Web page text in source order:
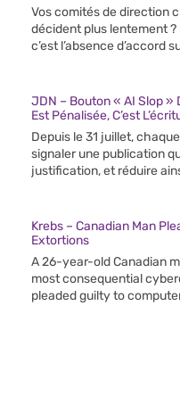
Vos comités de direction
décident plus lentement ?
c’est l’absence d’accord
JDN – Bouton « AI Slop »
Est Pénalisée, C’est
Depuis le 31 juillet,
signaler une publication
justification, et réduire
Krebs – Canadian Man
Extortions
A 26-year-old Canadian
most consequential
pleaded guilty to